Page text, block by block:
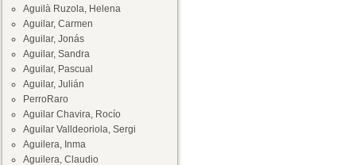
Aguilà Ruzola, Helena
Aguilar, Carmen
Aguilar, Jonás
Aguilar, Sandra
Aguilar, Pascual
Aguilar, Julián
PerroRaro
Aguilar Chavira, Rocío
Aguilar Valldeoriola, Sergi
Aguilera, Inma
Aguilera, Claudio